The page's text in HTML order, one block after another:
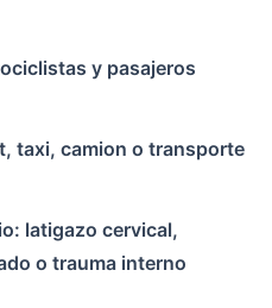
y pasajeros
taxi, camion o transporte
latigazo cervical,
o trauma interno